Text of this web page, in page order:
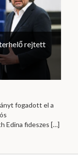
rejtett
fogadott el a
Edina fideszes […]